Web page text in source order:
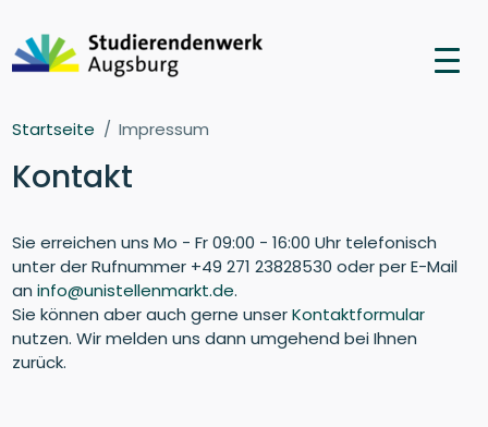
Startseite Impressum
Kontakt
Sie erreichen uns Mo - Fr 09:00 - 16:00 Uhr telefonisch
unter der Rufnummer +49 271 23828530 oder per E-Mail
aninfo@unistellenmarkt.de.
Sie können aber auch gerne unserKontaktformular
nutzen. Wir melden uns dann umgehend bei Ihnen
zurück.